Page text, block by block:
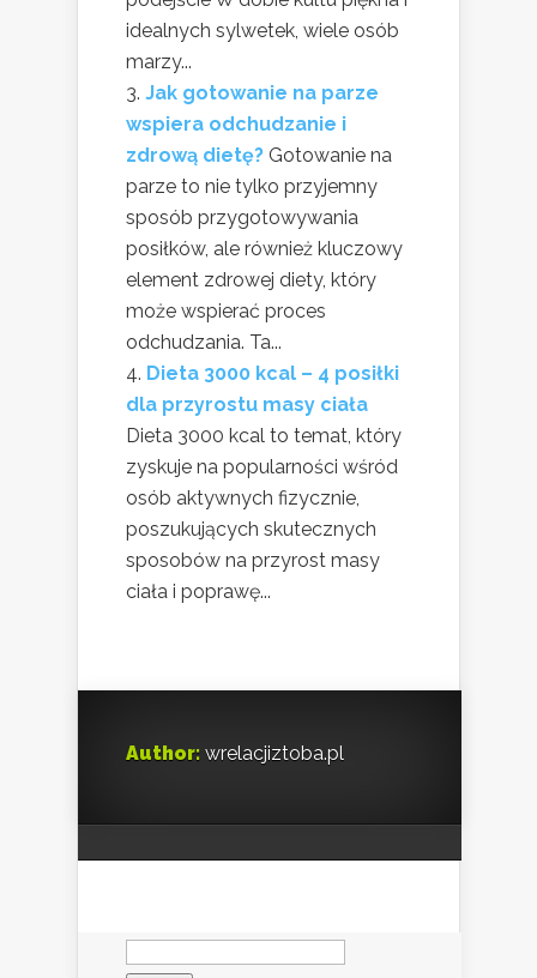
idealnych sylwetek, wiele osób
marzy...
Jak gotowanie na parze
wspiera odchudzanie i
zdrową dietę? Gotowanie na
parze to nie tylko przyjemny
sposób przygotowywania
posiłków, ale również kluczowy
element zdrowej diety, który
może wspierać proces
odchudzania. Ta...
Dieta 3000 kcal – 4 posiłki
dla przyrostu masy ciała
Dieta 3000 kcal to temat, który
zyskuje na popularności wśród
osób aktywnych fizycznie,
poszukujących skutecznych
sposobów na przyrost masy
ciała i poprawę...
Author: wrelacjiztoba.pl
Szukaj: